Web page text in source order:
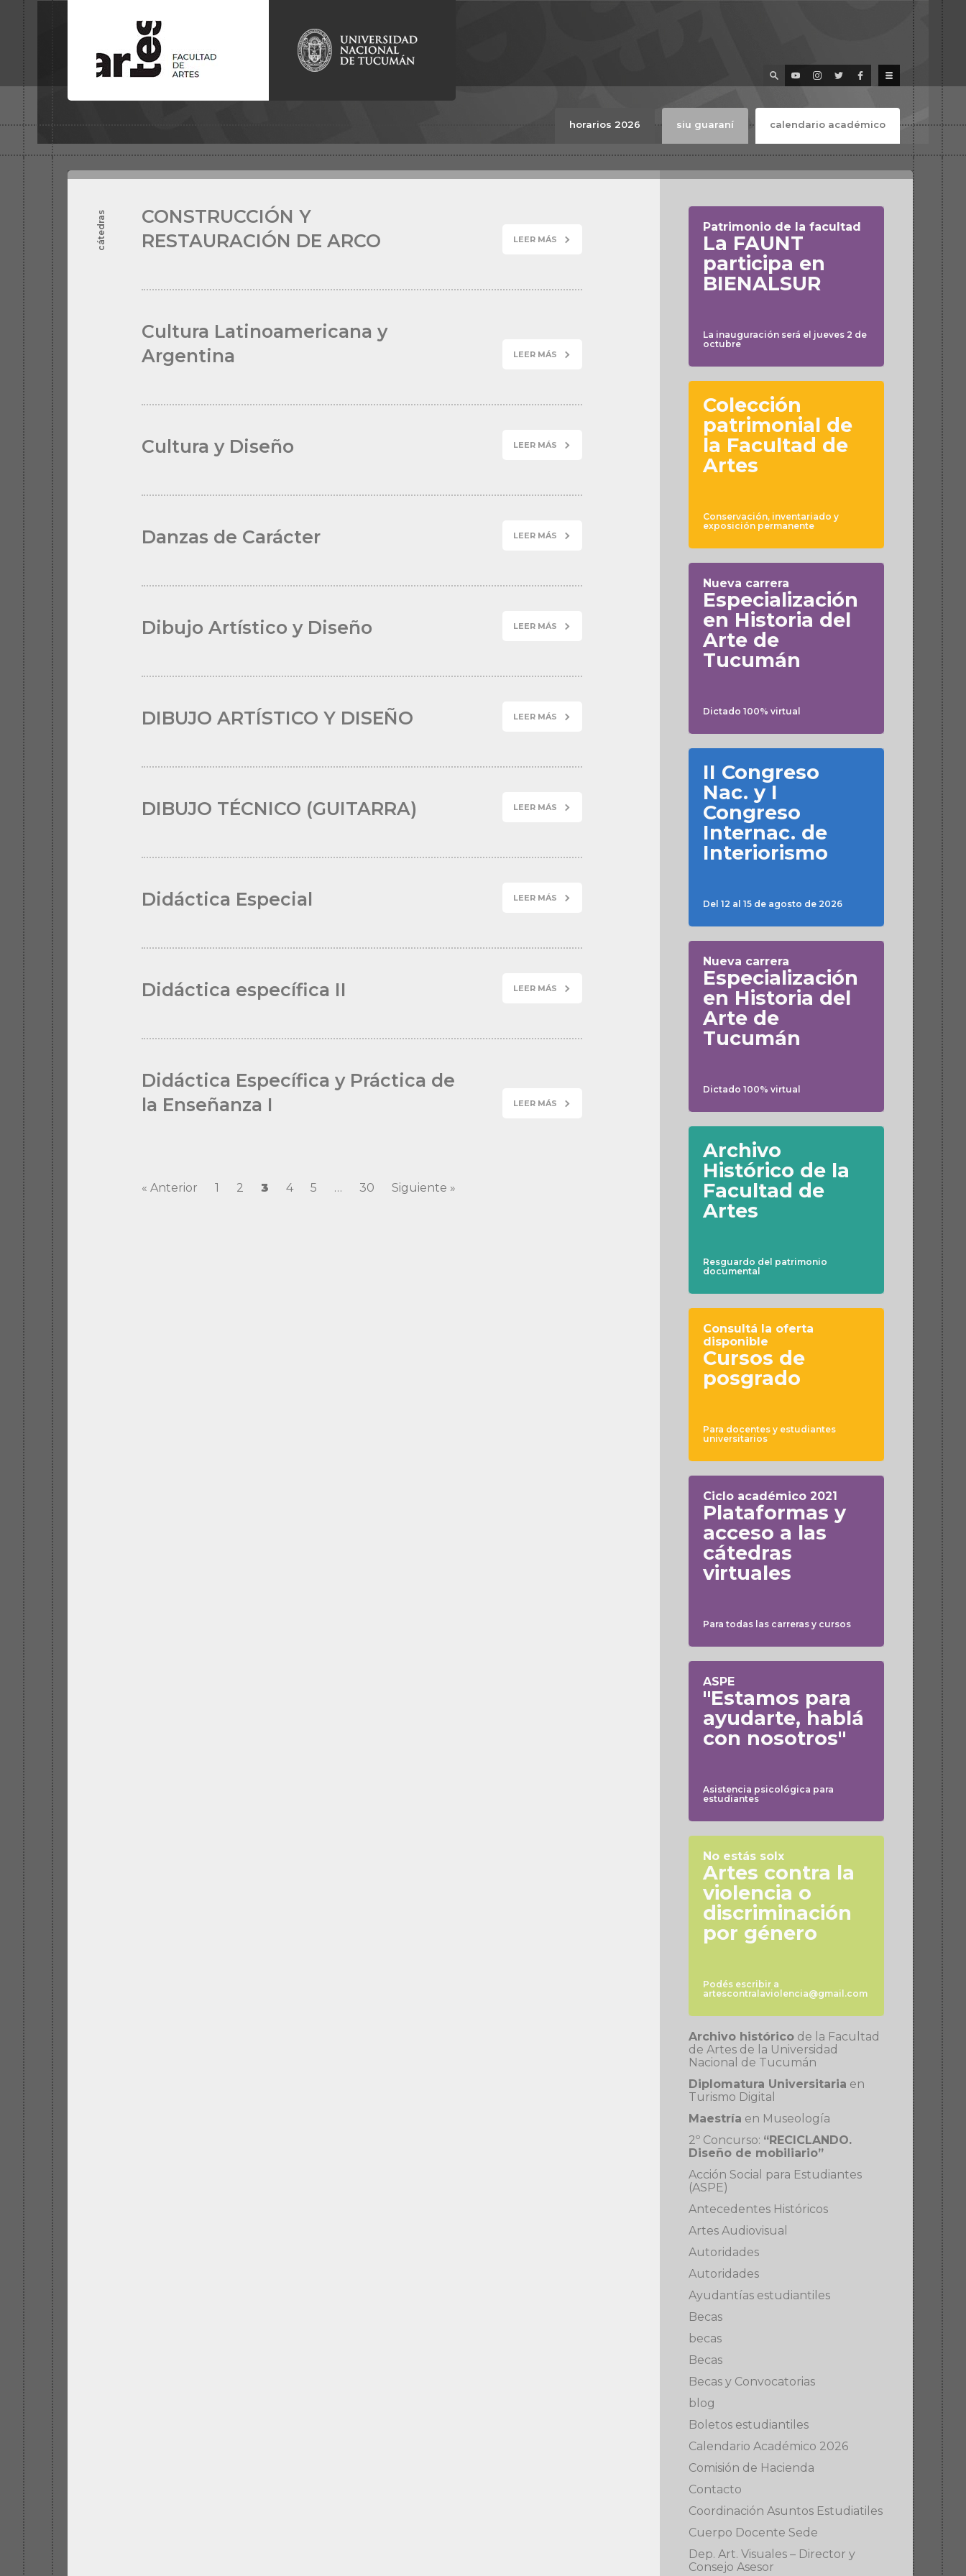
VISUALES
LICENCIATURA EN
PROFESORADO
UNIVERSITARIO ENTEATRO
LICENCIATURA ENMÚSICA
TECNICATURA UNIVERSITARIA
PROFESORADO EN
CONSTRUCCIÓN Y
REPARACIÓN DE
TECNICATURA UNIVERSITARIA
ENACTUACIÓN TEATRAL DEPARTAMENTOS
SECRETARÍAS
POSGRADO
COMUNIDAD
horarios 2026 siu guaraní calendario académico
cátedras
CONSTRUCCIÓN Y
RESTAURACIÓN DE ARCO
LEER MÁS
Cultura Latinoamericana y
Argentina
LEER MÁS
Cultura y Diseño LEER MÁS
Danzas de Carácter LEER MÁS
Dibujo Artístico y Diseño LEER MÁS
DIBUJO ARTÍSTICO Y DISEÑO LEER MÁS
DIBUJO TÉCNICO (GUITARRA) LEER MÁS
Didáctica Especial LEER MÁS
Didáctica específica II LEER MÁS
Didáctica Específica y Práctica de
la Enseñanza I
LEER MÁS
« Anterior 1 2 3 4 5 … 30 Siguiente »
Patrimonio de la facultad
La FAUNT
participa en
BIENALSUR
La inauguración será el jueves 2 de
octubre
Colección
patrimonial de
la Facultad de
Artes
Conservación, inventariado y
exposición permanente
Nueva carrera
Especialización
en Historia del
Arte de
Tucumán
Dictado 100% virtual
II Congreso
Nac. y I
Congreso
Internac. de
Interiorismo
Del 12 al 15 de agosto de 2026
Nueva carrera
Especialización
en Historia del
Arte de
Tucumán
Dictado 100% virtual
Archivo
Histórico de la
Facultad de
Artes
Resguardo del patrimonio
documental
Consultá la oferta
disponible
Cursos de
posgrado
Para docentes y estudiantes
universitarios
Ciclo académico 2021
Plataformas y
acceso a las
cátedras
virtuales
Para todas las carreras y cursos
ASPE
"Estamos para
ayudarte, hablá
con nosotros"
Asistencia psicológica para
estudiantes
No estás solx
Artes contra la
violencia o
discriminación
por género
Podés escribir a
artescontralaviolencia@gmail.com
Archivo históricode la Facultad
de Artes de la Universidad
Nacional de Tucumán
Diplomatura Universitaria en
Turismo Digital
Maestría en Museología
2º Concurso: “RECICLANDO.
Diseño de mobiliario”
Acción Social para Estudiantes
(ASPE)
Antecedentes Históricos
Artes Audiovisual
Autoridades
Autoridades
Ayudantías estudiantiles
Becas
becas
Becas
Becas y Convocatorias
blog
Boletos estudiantiles
Calendario Académico 2026
Comisión de Hacienda
Contacto
Coordinación Asuntos Estudiatiles
Cuerpo Docente Sede
Dep. Art. Visuales – Director y
Consejo Asesor